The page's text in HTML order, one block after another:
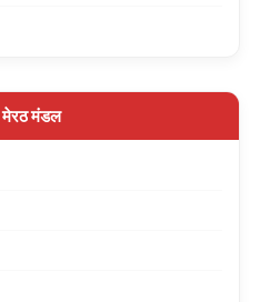
मेरठ मंडल